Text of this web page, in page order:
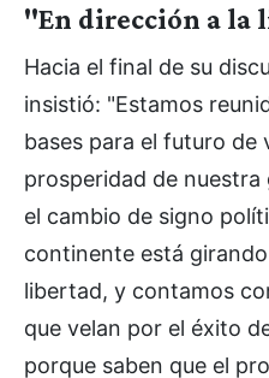
"En dirección a la
Hacia el final de su
insistió: "Estamos
bases para el futuro de
prosperidad de
el cambio de signo
continente está
libertad, y contamos
que velan por el éxito
porque saben que el